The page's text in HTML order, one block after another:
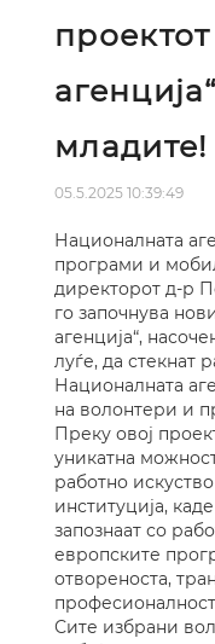
младите!
05.5.2025 10:39:49
Националната
програми и
директорот д-р
го започнува
агенција“,
луѓе, да стекнат
Националната
на волонтери и
Преку овој
уникатна
работно
институција,
запознаат со
европските
отвореноста,
Сите избрани